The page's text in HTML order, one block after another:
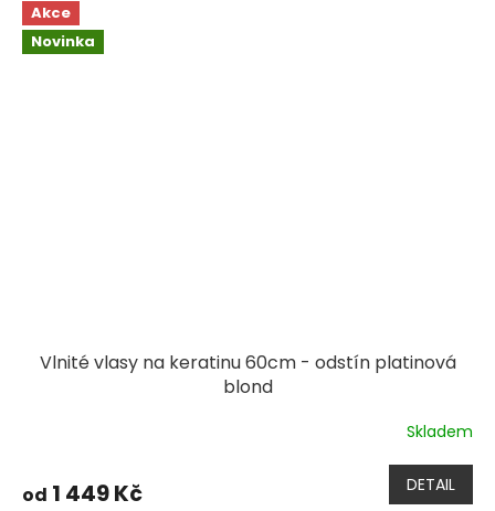
Akce
Novinka
Vlnité vlasy na keratinu 60cm - odstín platinová
blond
Skladem
od 1 449 Kč DETAIL